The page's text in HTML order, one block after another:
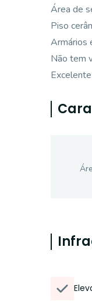
Área de
Piso
Armários
Não tem